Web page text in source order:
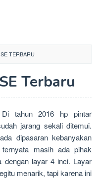
TERBARU
Terbaru
tahun 2016 hp pintar
jarang sekali ditemui.
dipasaran kebanyakan
masih ada pihak
dengan layar 4 inci. Layar
menarik, tapi karena ini